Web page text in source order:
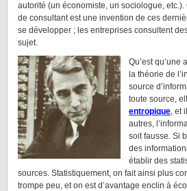
autorité (un économiste, un sociologue,
de consultant est une invention de ces
se développer ; les entreprises consultent
sujet.
Qu’est qu’une
la théorie de
source
toute source,
entropique, et
autres,
soit fausse. Si
des
établir des
sources. Statistiquement, on fait ainsi plus
trompe peu, et on est d’avantage enclin à